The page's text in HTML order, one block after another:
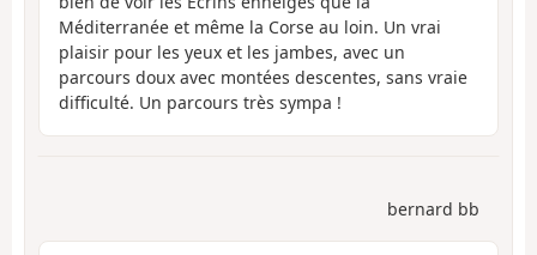
Méditerranée et même la Corse au loin. Un vrai
plaisir pour les yeux et les jambes, avec un
parcours doux avec montées descentes, sans vraie
difficulté. Un parcours très sympa !
bernard bb